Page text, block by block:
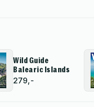
Wild Guide
Balearic Islands
279,-